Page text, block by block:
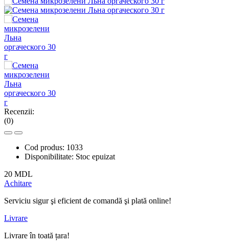
Recenzii:
(0)
Cod produs: 1033
Disponibilitate: Stoc epuizat
20 MDL
Achitare
Serviciu sigur şi eficient de comandă şi plată online!
Livrare
Livrare în toată țara!